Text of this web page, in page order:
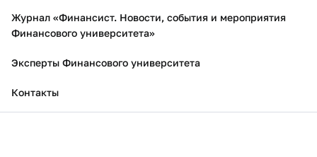
Журнал «Финансист. Новости, события и мероприятия
Финансового университета»
Эксперты Финансового университета
Контакты